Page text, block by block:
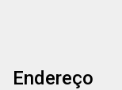
Endereço